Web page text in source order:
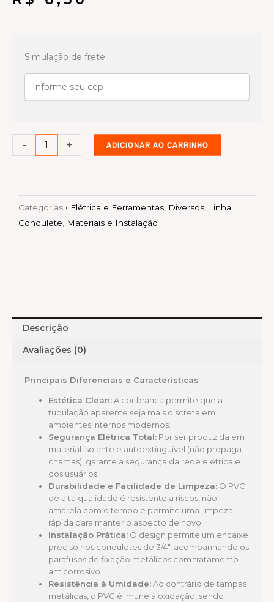
Simulação de frete
-
tampa
cega
+ ADICIONAR AO CARRINHO
Categorias • Elétrica e Ferramentas Diversos Linha
Condulete
Materiais e Instalação
Descrição
Avaliações (0)
Principais Diferenciais e Características
Estética Clean:A cor branca permite que a
tubulação aparente seja mais discreta em
ambientes internos modernos.
Segurança Elétrica Total: Por ser produzida em
material isolante e autoextinguível (não propaga
chamas), garante a segurança da rede elétrica e
dos usuários.
Durabilidade e Facilidade de Limpeza: O PVC
de alta qualidade é resistente a riscos, não
amarela com o tempo e permite uma limpeza
rápida para manter o aspecto de novo.
Instalação Prática: O design permite um encaixe
preciso nos conduletes de 3/4″, acompanhando os
parafusos de fixação metálicos com tratamento
anticorrosivo.
Resistência à Umidade:Ao contrário de tampas
metálicas, o PVC é imune à oxidação, sendo